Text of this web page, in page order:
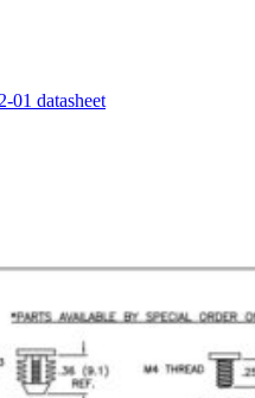
01 datasheet